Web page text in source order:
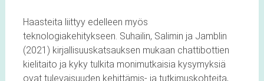
Haasteita liittyy edelleen myös
teknologiakehitykseen. Suhailin, Salimin ja Jamblin
(2021) kirjallisuuskatsauksen mukaan chattibottien
kielitaito ja kyky tulkita monimutkaisia kysymyksiä
ovat tulevaisuuden kehittämis- ja tutkimuskohteita,